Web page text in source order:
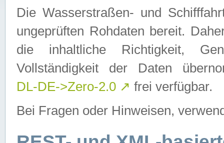
Die Wasserstraßen- und
ungeprüften Rohdaten bereit.
die inhaltliche Richtigkeit,
Vollständigkeit der Daten
DL-DE->Zero-2.0 ↗ frei verfügbar.
Bei Fragen oder Hinweisen,